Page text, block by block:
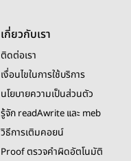
เกี่ยวกับเรา
ติดต่อเรา
เงื่อนไขในการใช้บริการ
นโยบายความเป็นส่วนตัว
รู้จัก readAwrite และ meb
วิธีการเติมคอยน์
Proof ตรวจคำผิดอัตโนมัติ